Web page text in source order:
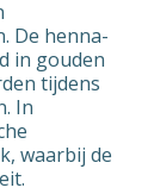
De henna-
in gouden
tijdens
In
waarbij de